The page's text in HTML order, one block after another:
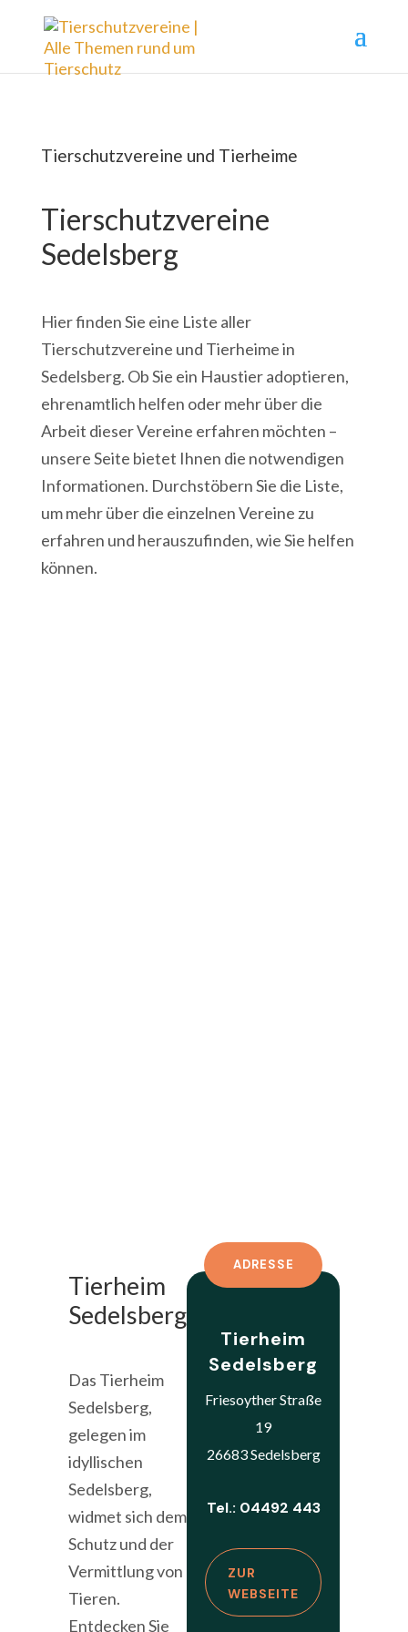
Tierschutzvereine und Tierheime
Tierschutzvereine
Sedelsberg
Hier finden Sie eine Liste aller
Tierschutzvereine und Tierheime in
Sedelsberg. Ob Sie ein Haustier adoptieren,
ehrenamtlich helfen oder mehr über die
Arbeit dieser Vereine erfahren möchten –
unsere Seite bietet Ihnen die notwendigen
Informationen. Durchstöbern Sie die Liste,
um mehr über die einzelnen Vereine zu
erfahren und herauszufinden, wie Sie helfen
können.
Tierheim
Sedelsberg
Das Tierheim
Sedelsberg,
gelegen im
idyllischen
Sedelsberg,
widmet sich dem
Schutz und der
Vermittlung von
Tieren.
Entdecken Sie
ADRESSE
Tierheim
Sedelsberg
Friesoyther Straße
19
26683 Sedelsberg
Tel.: 04492 443
ZUR
WEBSEITE